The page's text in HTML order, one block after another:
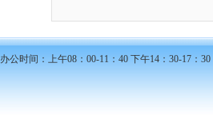
办公时间：上午08：00-11：40 下午14：30-17：